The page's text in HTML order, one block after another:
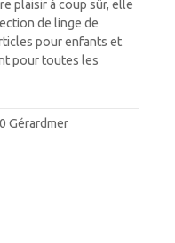
plaisir à coup sûr, elle
de linge de
pour enfants et
pour toutes les
Gérardmer